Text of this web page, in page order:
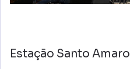
Estação Santo Amaro